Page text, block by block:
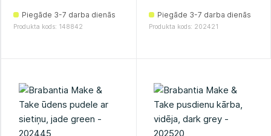
Piegāde 3-7 darba dienās
Produkta kods: 148842
Piegāde 3-7 darba dienās
Produkta kods: 202421